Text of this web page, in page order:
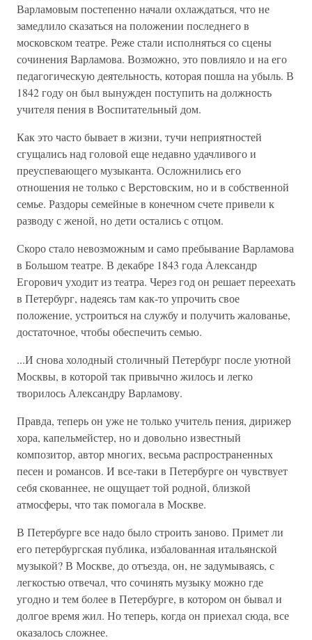
Варламовым постепенно начали охлаждаться, что не
замедлило сказаться на положении последнего в
московском театре. Реже стали исполняться со сцены
сочинения Варламова. Возможно, это повлияло и на его
педагогическую деятельность, которая пошла на убыль. В
1842 году он был вынужден поступить на должность
учителя пения в Воспитательный дом.
Как это часто бывает в жизни, тучи неприятностей
сгущались над головой еще недавно удачливого и
преуспевающего музыканта. Осложнились его
отношения не только с Верстовским, но и в собственной
семье. Раздоры семейные в конечном счете привели к
разводу с женой, но дети остались с отцом.
Скоро стало невозможным и само пребывание Варламова
в Большом театре. В декабре 1843 года Александр
Егорович уходит из театра. Через год он решает переехать
в Петербург, надеясь там как-то упрочить свое
положение, устроиться на службу и получить жалованье,
достаточное, чтобы обеспечить семью.
...И снова холодный столичный Петербург после уютной
Москвы, в которой так привычно жилось и легко
творилось Александру Варламову.
Правда, теперь он уже не только учитель пения, дирижер
хора, капельмейстер, но и довольно известный
композитор, автор многих, весьма распространенных
песен и романсов. И все-таки в Петербурге он чувствует
себя скованнее, не ощущает той родной, близкой
атмосферы, что так помогала в Москве.
В Петербурге все надо было строить заново. Примет ли
его петербургская публика, избалованная итальянской
музыкой? В Москве, до отъезда, он, не задумываясь, с
легкостью отвечал, что сочинять музыку можно где
угодно и тем более в Петербурге, в котором он бывал и
долгое время жил. Но теперь, когда он приехал сюда, все
оказалось сложнее.